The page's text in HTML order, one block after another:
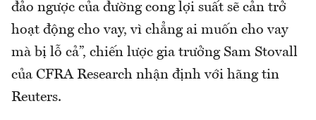
đảo ngược của đường cong lợi suất sẽ cản trở
hoạt động cho vay, vì chẳng ai muốn cho vay
mà bị lỗ cả”, chiến lược gia trưởng Sam Stovall
của CFRA Research nhận định với hãng tin
Reuters.